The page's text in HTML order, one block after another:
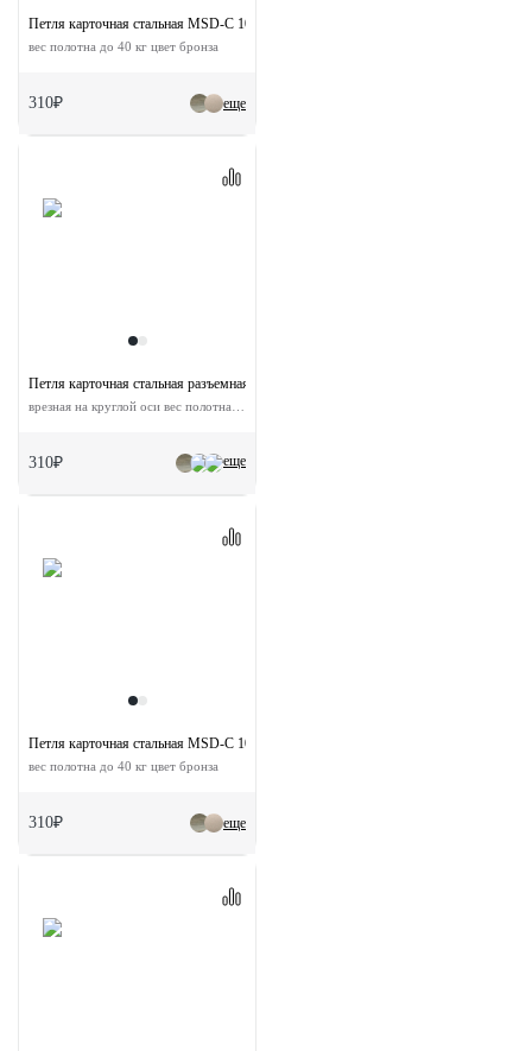
еще
Петля карточная стальная MSD-C 100X70X2.5 AB L левая скругленная без
вес полотна до 40 кг цвет бронза
310₽
еще
Петля карточная стальная разъемная MSD 100X70X2.5 AB R правая
310₽
еще
Петля карточная стальная MSD-C 100X70X2.5 AB R правая скругленная без
вес полотна до 40 кг цвет бронза
310₽